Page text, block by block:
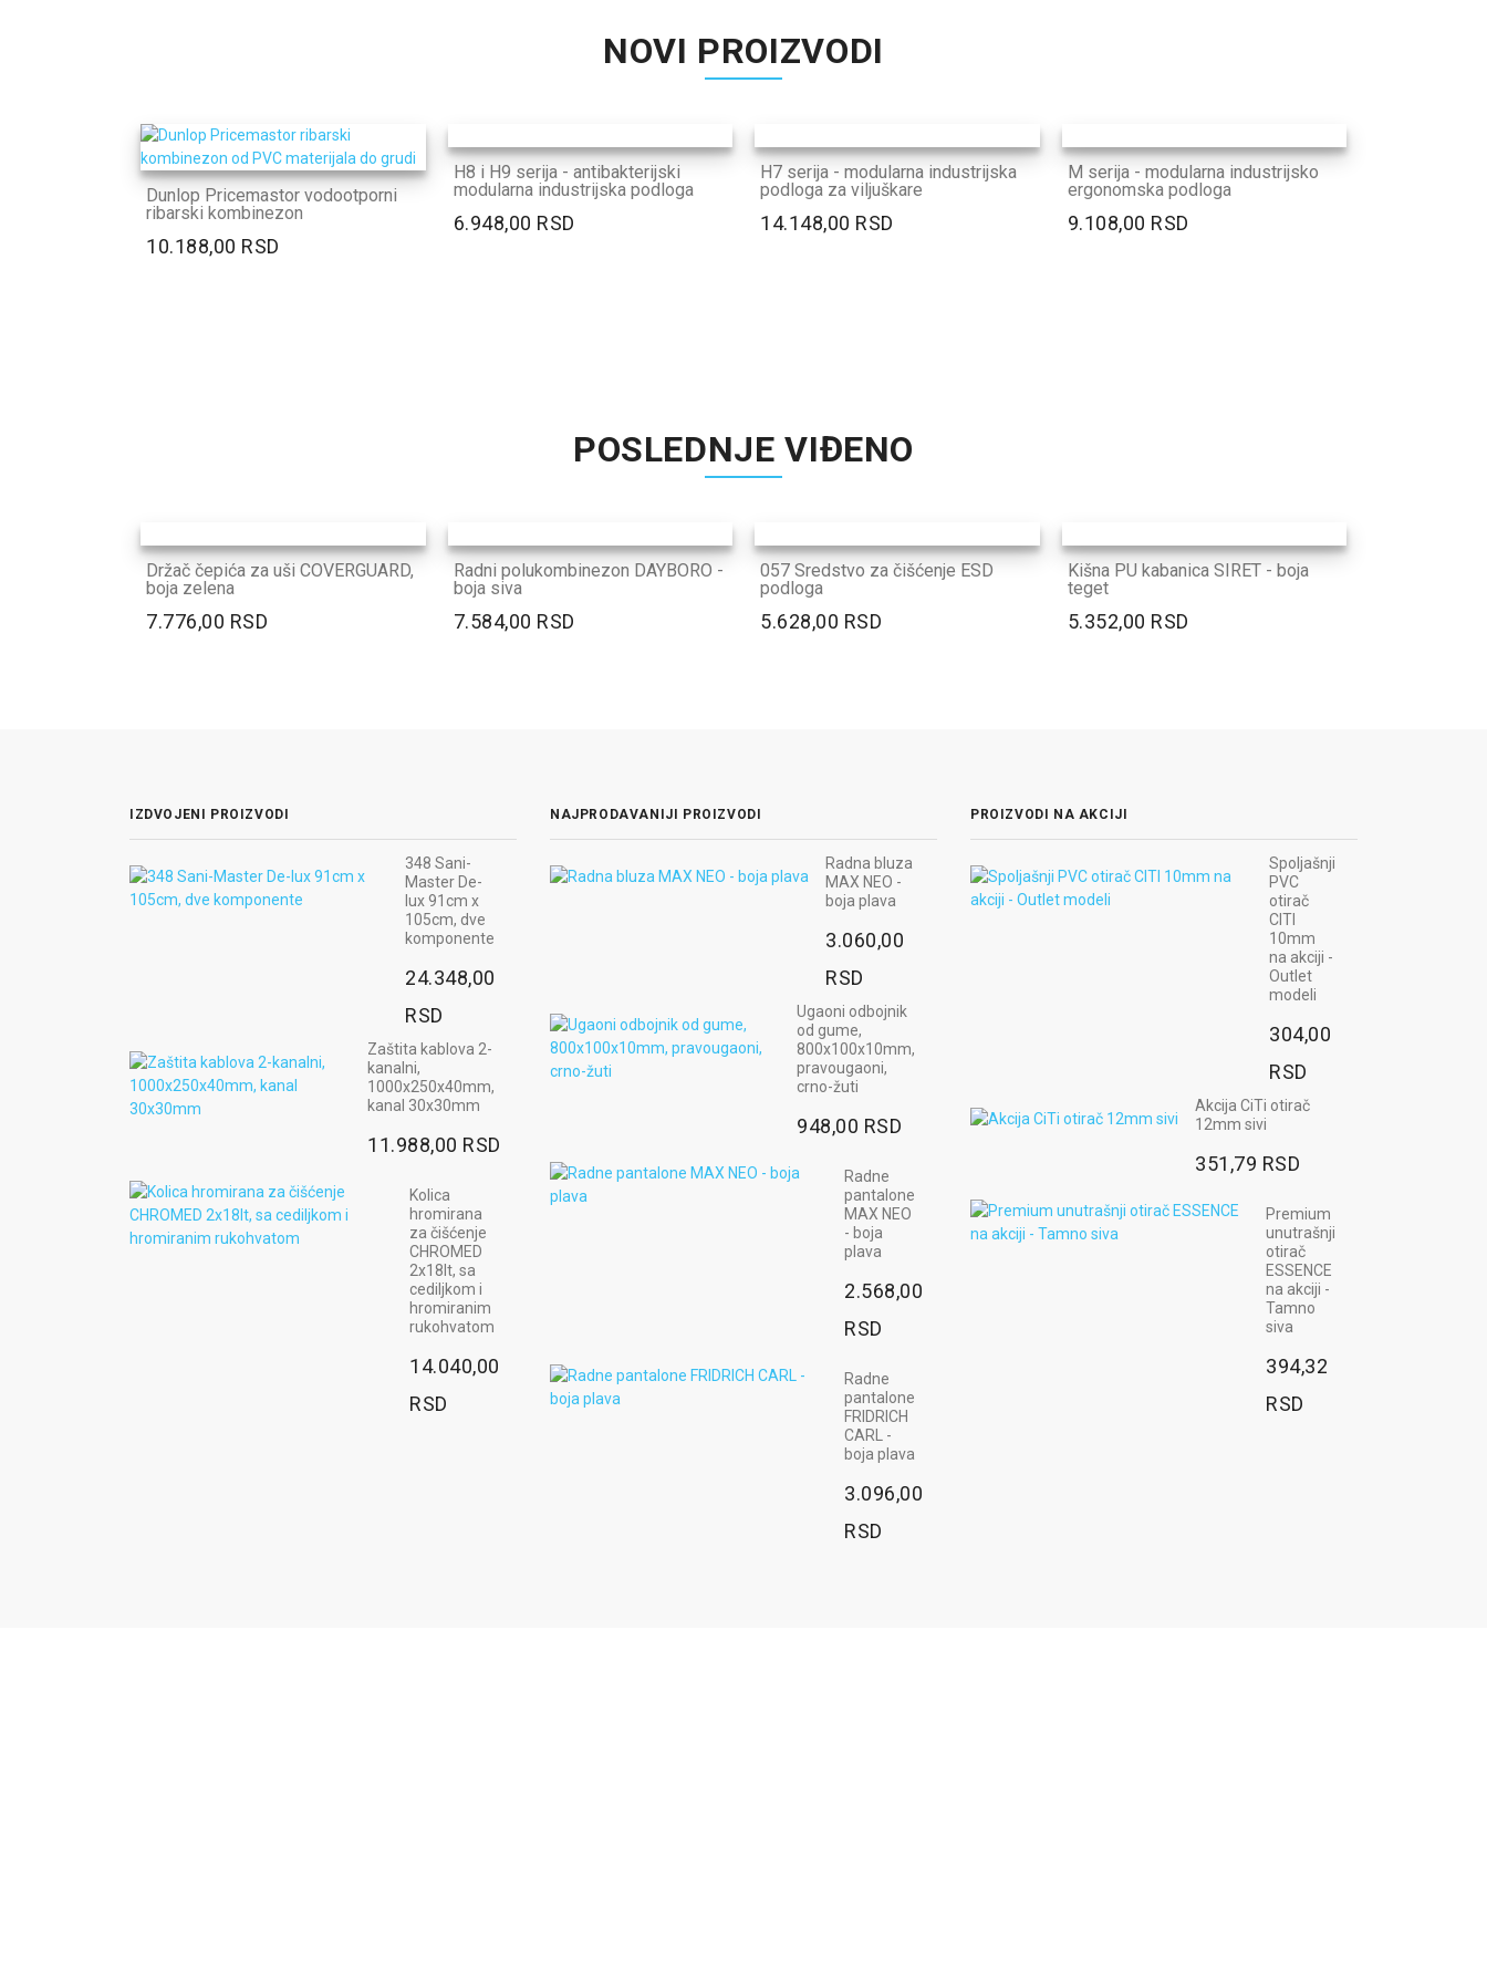
NOVI PROIZVODI
Dunlop Pricemastor vodootporni
ribarski kombinezon
10.188,00 RSD
H8 i H9 serija - antibakterijski
modularna industrijska podloga
6.948,00 RSD
H7 serija - modularna industrijska
podloga za viljuškare
14.148,00 RSD
M serija - modularna industrijsko
ergonomska podloga
9.108,00 RSD
POSLEDNJE VIĐENO
Držač čepića za uši COVERGUARD,
boja zelena
7.776,00 RSD
Radni polukombinezon DAYBORO -
boja siva
7.584,00 RSD
057 Sredstvo za čišćenje ESD
podloga
5.628,00 RSD
Kišna PU kabanica SIRET - boja
teget
5.352,00 RSD
IZDVOJENI PROIZVODI
348 Sani-
Master De-
lux 91cm x
105cm, dve
komponente
24.348,00
RSD
Zaštita kablova 2-
kanalni,
1000x250x40mm,
kanal 30x30mm
11.988,00 RSD
Kolica
hromirana
za čišćenje
CHROMED
2x18lt, sa
cediljkom i
hromiranim
rukohvatom
14.040,00
RSD
NAJPRODAVANIJI PROIZVODI
Radna bluza
MAX NEO -
boja plava
3.060,00
RSD
Ugaoni odbojnik
od gume,
800x100x10mm,
pravougaoni,
crno-žuti
948,00 RSD
Radne
pantalone
MAX NEO
- boja
plava
2.568,00
RSD
Radne
pantalone
FRIDRICH
CARL -
boja plava
3.096,00
RSD
PROIZVODI NA AKCIJI
Spoljašnji
PVC
otirač
CITI
10mm
na akciji -
Outlet
modeli
304,00
RSD
Akcija CiTi otirač
12mm sivi
351,79 RSD
Premium
unutrašnji
otirač
ESSENCE
na akciji -
Tamno
siva
394,32
RSD